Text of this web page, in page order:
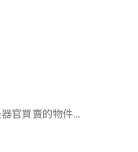
官買賣的物件...